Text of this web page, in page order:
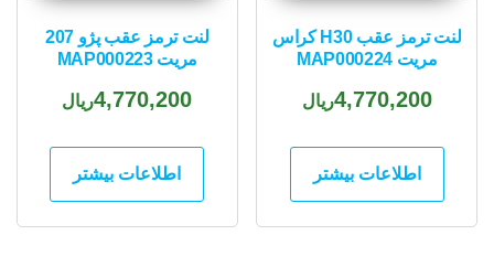
لنت ترمز عقب H30 کراس
مریت MAP000224
4,770,200ریال
اطلاعات بیشتر
لنت ترمز عقب پژو 207
مریت MAP000223
4,770,200ریال
اطلاعات بیشتر